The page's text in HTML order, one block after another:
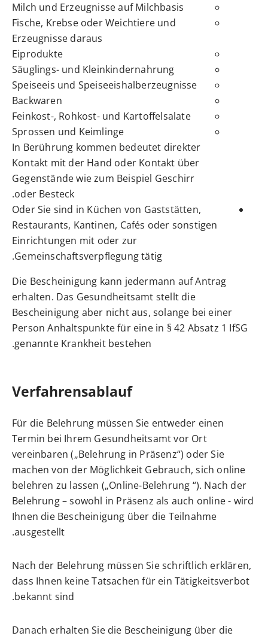
Milch und Erzeugnisse auf Milchbasis
Fische, Krebse oder Weichtiere und
Erzeugnisse daraus
Eiprodukte
Säuglings- und Kleinkindernahrung
Speiseeis und Speiseeishalberzeugnisse
Backwaren
Feinkost-, Rohkost- und Kartoffelsalate
Sprossen und Keimlinge
In Berührung kommen bedeutet direkter
Kontakt mit der Hand oder Kontakt über
Gegenstände wie zum Beispiel Geschirr
oder Besteck.
Oder Sie sind in Küchen von Gaststätten,
Restaurants, Kantinen, Cafés oder sonstigen
Einrichtungen mit oder zur
Gemeinschaftsverpflegung tätig.
Die Bescheinigung kann jedermann auf Antrag
erhalten. Das Gesundheitsamt stellt die
Bescheinigung aber nicht aus, solange bei einer
Person Anhaltspunkte für eine in § 42 Absatz 1 IfSG
genannte Krankheit bestehen.
Verfahrensablauf
Für die Belehrung müssen Sie entweder einen
Termin bei Ihrem Gesundheitsamt vor Ort
vereinbaren („Belehrung in Präsenz“) oder Sie
machen von der Möglichkeit Gebrauch, sich online
belehren zu lassen („Online-Belehrung “). Nach der
Belehrung – sowohl in Präsenz als auch online - wird
Ihnen die Bescheinigung über die Teilnahme
ausgestellt.
Nach der Belehrung müssen Sie schriftlich erklären,
dass Ihnen keine Tatsachen für ein Tätigkeitsverbot
bekannt sind.
Danach erhalten Sie die Bescheinigung über die